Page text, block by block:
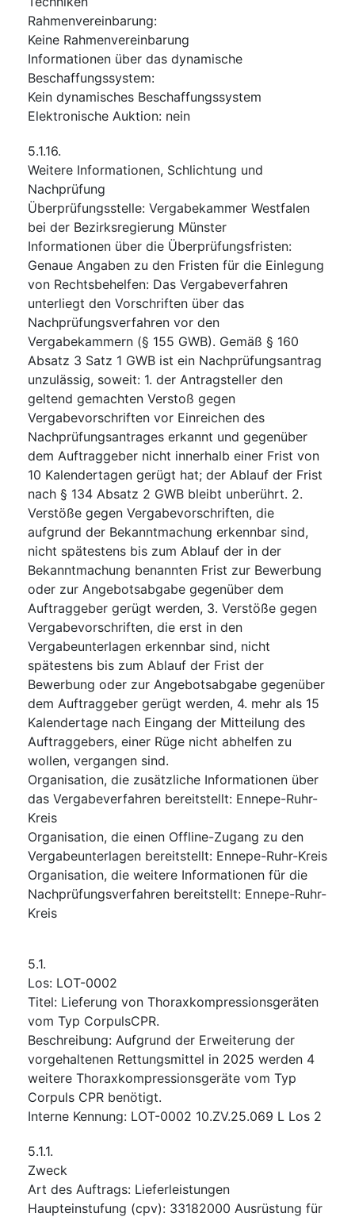
Rahmenvereinbarung:
Keine Rahmenvereinbarung
Informationen über das dynamische
Beschaffungssystem:
Kein dynamisches Beschaffungssystem
Elektronische Auktion: nein
5.1.16.
Weitere Informationen, Schlichtung und
Nachprüfung
Überprüfungsstelle: Vergabekammer Westfalen
bei der Bezirksregierung Münster
Informationen über die Überprüfungsfristen:
Genaue Angaben zu den Fristen für die Einlegung
von Rechtsbehelfen: Das Vergabeverfahren
unterliegt den Vorschriften über das
Nachprüfungsverfahren vor den
Vergabekammern (§ 155 GWB). Gemäß § 160
Absatz 3 Satz 1 GWB ist ein Nachprüfungsantrag
unzulässig, soweit: 1. der Antragsteller den
geltend gemachten Verstoß gegen
Vergabevorschriften vor Einreichen des
Nachprüfungsantrages erkannt und gegenüber
dem Auftraggeber nicht innerhalb einer Frist von
10 Kalendertagen gerügt hat; der Ablauf der Frist
nach § 134 Absatz 2 GWB bleibt unberührt. 2.
Verstöße gegen Vergabevorschriften, die
aufgrund der Bekanntmachung erkennbar sind,
nicht spätestens bis zum Ablauf der in der
Bekanntmachung benannten Frist zur Bewerbung
oder zur Angebotsabgabe gegenüber dem
Auftraggeber gerügt werden, 3. Verstöße gegen
Vergabevorschriften, die erst in den
Vergabeunterlagen erkennbar sind, nicht
spätestens bis zum Ablauf der Frist der
Bewerbung oder zur Angebotsabgabe gegenüber
dem Auftraggeber gerügt werden, 4. mehr als 15
Kalendertage nach Eingang der Mitteilung des
Auftraggebers, einer Rüge nicht abhelfen zu
wollen, vergangen sind.
Organisation, die zusätzliche Informationen über
das Vergabeverfahren bereitstellt: Ennepe-Ruhr-
Kreis
Organisation, die einen Offline-Zugang zu den
Vergabeunterlagen bereitstellt: Ennepe-Ruhr-Kreis
Organisation, die weitere Informationen für die
Nachprüfungsverfahren bereitstellt: Ennepe-Ruhr-
Kreis
5.1.
Los: LOT-0002
Titel: Lieferung von Thoraxkompressionsgeräten
vom Typ CorpulsCPR.
Beschreibung: Aufgrund der Erweiterung der
vorgehaltenen Rettungsmittel in 2025 werden 4
weitere Thoraxkompressionsgeräte vom Typ
Corpuls CPR benötigt.
Interne Kennung: LOT-0002 10.ZV.25.069 L Los 2
5.1.1.
Zweck
Art des Auftrags: Lieferleistungen
Haupteinstufung (cpv): 33182000 Ausrüstung für